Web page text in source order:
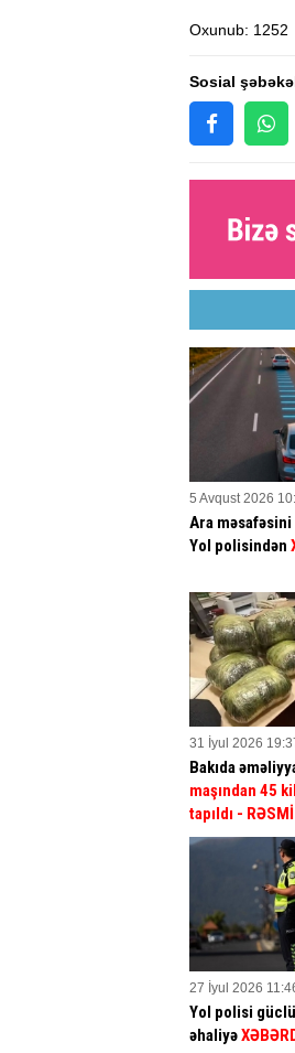
Oxunub: 1252
Sosial
5 Avqust 2026
Ara məsafəsini
Yol polisindən
31 İyul 2026
Bakıda
maşından 45
tapıldı - RƏSMİ
27 İyul 2026
Yol polisi
əhaliyə